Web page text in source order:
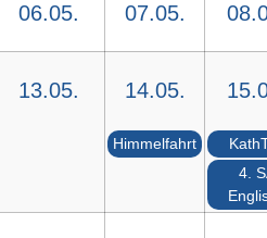
06.05. 07.05.
13.05. 14.05.
Himmelfahrt
4.